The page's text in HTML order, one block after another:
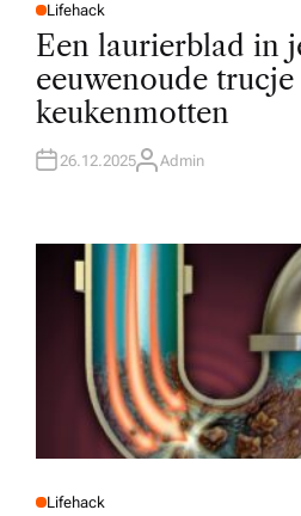
P
O
E
D
N
Lifehack
Een laurierblad in
eeuwenoude trucje
keukenmotten
26.12.2025A
R
Admin
P Lifehack